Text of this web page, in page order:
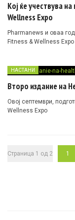
Кој ќе учествува
Wellness Expo
Pharmanews и оваа
Fitness & Wellness
НАСТАНИ
Второ издание на
Овој септември,
Wellness Expo
Страница 1 од 2 1